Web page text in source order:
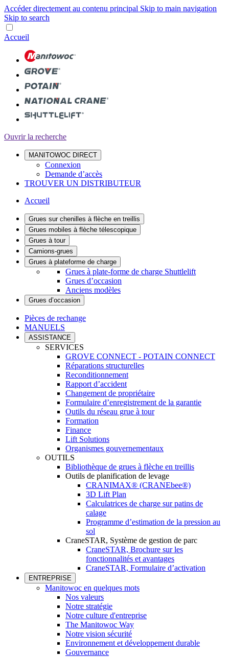
Accéder directement au contenu principal Skip to main navigation
Skip to search
Accueil
Ouvrir la recherche
MANITOWOC DIRECT
Connexion
Demande d’accès
TROUVER UN DISTRIBUTEUR
Accueil
Grues sur chenilles à flèche en treillis
Grues mobiles à flèche télescopique
Grues à tour
Camions-grues
Grues à plateforme de charge
Grues à plate-forme de charge Shuttlelift
Grues d’occasion
Anciens modèles
Grues d’occasion
Pièces de rechange
MANUELS
ASSISTANCE
SERVICES
GROVE CONNECT - POTAIN CONNECT
Réparations structurelles
Reconditionnement
Rapport d’accident
Changement de propriétaire
Formulaire d’enregistrement de la garantie
Outils du réseau grue à tour
Formation
Finance
Lift Solutions
Organismes gouvernementaux
OUTILS
Bibliothèque de grues à flèche en treillis
Outils de planification de levage
CRANIMAX® (CRANEbee®)
3D Lift Plan
Calculatrices de charge sur patins de
calage
Programme d’estimation de la pression au
sol
CraneSTAR, Système de gestion de parc
CraneSTAR, Brochure sur les
fonctionnalités et avantages
CraneSTAR, Formulaire d’activation
ENTREPRISE
Manitowoc en quelques mots
Nos valeurs
Notre stratégie
Notre culture d'entreprise
The Manitowoc Way
Notre vision sécurité
Environnement et développement durable
Gouvernance